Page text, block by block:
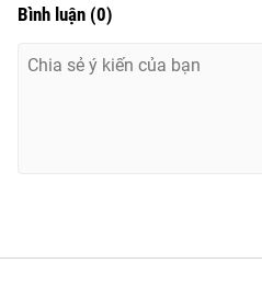
Bình luận (0)